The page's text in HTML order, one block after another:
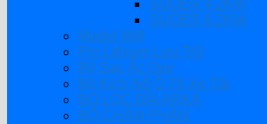
SUOER 4.2KW
SUOER 6.2KW
Modul Wifi
Pin Lithium Lưu Trữ
Bộ Sạc Ắc Quy
Bộ Kích Nổ Ô Tô Xe Tải
BỘ LỌC ĐĨA ARKA
BỘ CHÂM PHÂN